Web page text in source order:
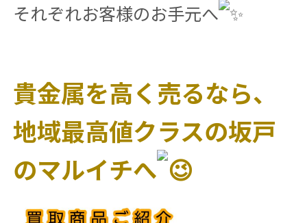
それぞれお客様のお手元へ
貴金属を高く売るなら、
地域最高値クラスの坂戸
のマルイチへ